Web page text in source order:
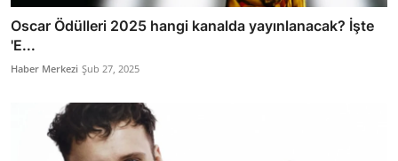
Oscar Ödülleri 2025 hangi kanalda yayınlanacak? İşte
'E...
Haber Merkezi Şub 27, 2025